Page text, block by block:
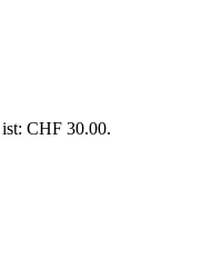
CHF 30.00.